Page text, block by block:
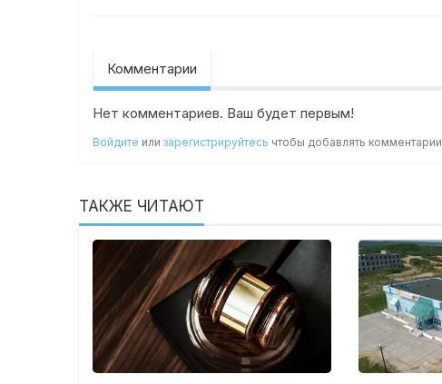
Комментарии
Нет комментариев. Ваш будет первым!
Войдите илизарегистрируйтесь чтобы добавлять комментарии
ТАКЖЕ ЧИТАЮТ